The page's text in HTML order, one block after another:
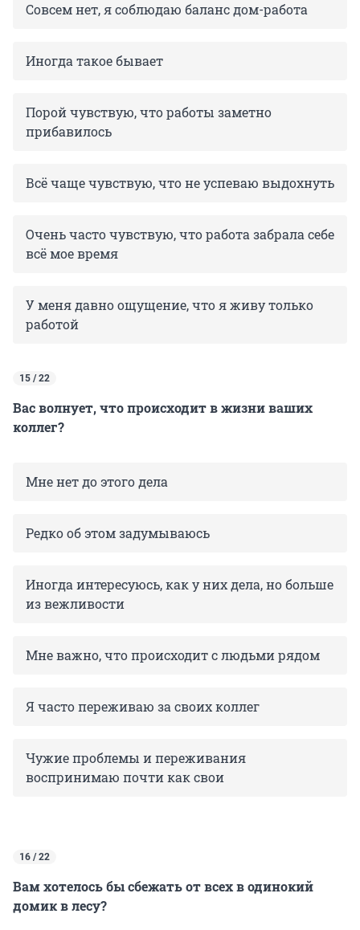
Совсем нет, я соблюдаю баланс дом-работа
Иногда такое бывает
Порой чувствую, что работы заметно
прибавилось
Всё чаще чувствую, что не успеваю выдохнуть
Очень часто чувствую, что работа забрала себе
всё мое время
У меня давно ощущение, что я живу только
работой
15 / 22
Вас волнует, что происходит в жизни ваших
коллег?
Мне нет до этого дела
Редко об этом задумываюсь
Иногда интересуюсь, как у них дела, но больше
из вежливости
Мне важно, что происходит с людьми рядом
Я часто переживаю за своих коллег
Чужие проблемы и переживания
воспринимаю почти как свои
16 / 22
Вам хотелось бы сбежать от всех в одинокий
домик в лесу?